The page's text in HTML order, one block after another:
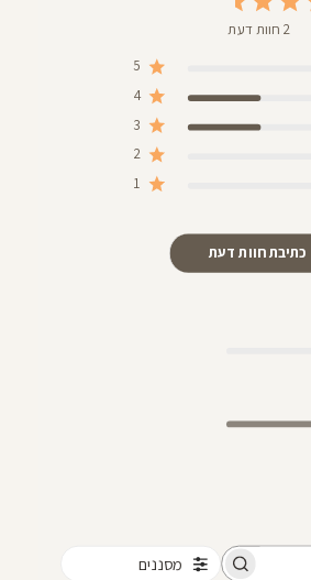
2 חוות דעת
5
4
3
2
1
כתיבת חוות דעת
מסננים